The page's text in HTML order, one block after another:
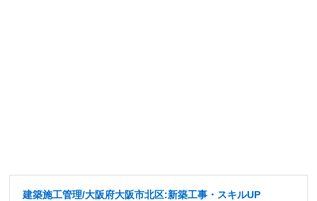
建築施工管理/大阪府大阪市北区:新築工事・スキルUP